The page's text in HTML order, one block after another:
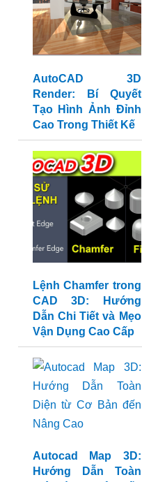
AutoCAD 3D
Render: Bí Quyết
Tạo Hình Ảnh Đỉnh
Cao Trong Thiết Kế
Lệnh Chamfer trong
CAD 3D: Hướng
Dẫn Chi Tiết và Mẹo
Vận Dụng Cao Cấp